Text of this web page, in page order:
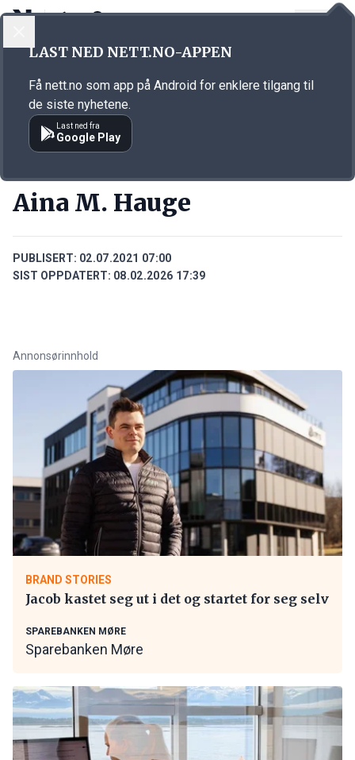
Annonsørinnhold
Aina M. Hauge
PUBLISERT: 02.07.2021 07:00
SIST OPPDATERT: 08.02.2026 17:39
Annonsørinnhold
BRAND STORIES
Jacob kastet seg ut i det og startet for seg selv
SPAREBANKEN MØRE
Sparebanken Møre
LAST NED NETT.NO-APPEN
Få nett.no som app på Android for enklere tilgang til
de siste nyhetene.
Last ned fra
Google Play